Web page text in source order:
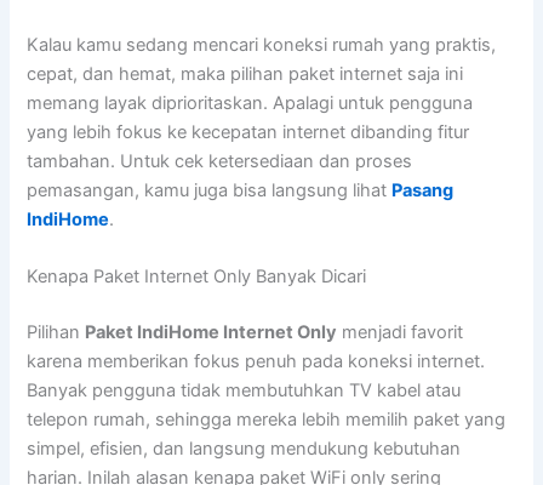
Kalau kamu sedang mencari koneksi rumah yang praktis,
cepat, dan hemat, maka pilihan paket internet saja ini
memang layak diprioritaskan. Apalagi untuk pengguna
yang lebih fokus ke kecepatan internet dibanding fitur
tambahan. Untuk cek ketersediaan dan proses
pemasangan, kamu juga bisa langsung lihat Pasang
IndiHome.
Kenapa Paket Internet Only Banyak Dicari
Pilihan Paket IndiHome Internet Only menjadi favorit
karena memberikan fokus penuh pada koneksi internet.
Banyak pengguna tidak membutuhkan TV kabel atau
telepon rumah, sehingga mereka lebih memilih paket yang
simpel, efisien, dan langsung mendukung kebutuhan
harian. Inilah alasan kenapa paket WiFi only sering